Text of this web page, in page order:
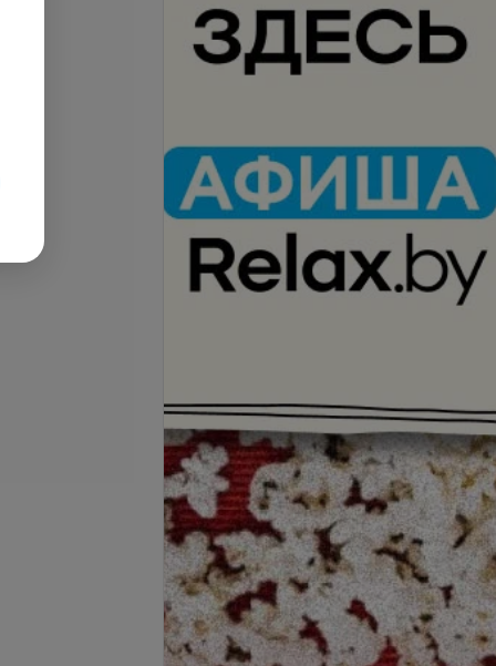
Перманентный макияж
бровей + стелки или
межресничка
Татуаж губ
Цена по запросу